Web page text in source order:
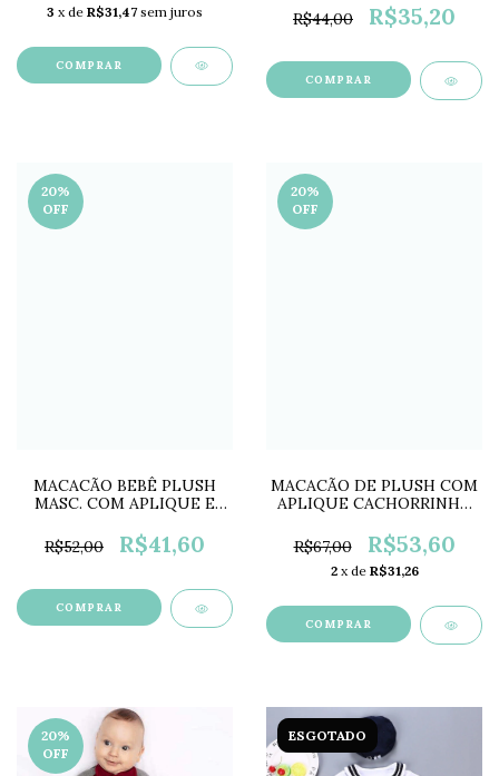
3 x de R$31,47 sem juros
COMPRAR
R$44,00
R$35,20
COMPRAR
20%
OFF
MACACÃO BEBÊ PLUSH
MASC. COM APLIQUE E
R$52,00
R$41,60
COMPRAR
20%
OFF
MACACÃO DE PLUSH COM
APLIQUE CACHORRINHO
R$67,00
R$53,60
2 x de R$31,26
COMPRAR
20%
OFF
ESGOTADO